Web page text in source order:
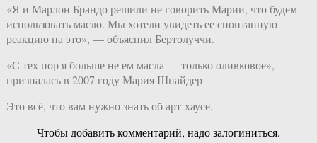
«Я и Марлон Брандо решили не говорить Марии, что будем
использовать масло. Мы хотели увидеть ее спонтанную
реакцию на это», — объяснил Бертолуччи.
«С тех пор я больше не ем масла — только оливковое», —
призналась в 2007 году Мария Шнайдер
Это всё, что вам нужно знать об арт-хаусе.
Чтобы добавить комментарий, надо залогиниться.